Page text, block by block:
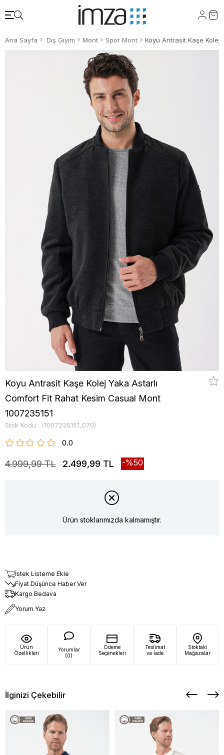
Ana Sayfa Dış Giyim Mont Spor Mont
Koyu Antrasit Kaşe Kolej Yaka Astarlı
Comfort Fit Rahat Kesim Casual Mont
1007235151
Stok Kodu (1007235151_070)
0.0
4.999,99 TL 2.499,99 TL 50
Ürün stoklarımızda kalmamıştır.
İstek Listeme Ekle
Fiyat Düşünce Haber Ver
Kargo Bedava
Yorum Yaz
Ürün
Özellikleri
Yorumlar
(0)
Ödeme
Seçenekleri
Teslimat
ve İade
Stoktaki
Mağazalar
İlginizi Çekebilir